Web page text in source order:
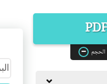
الحجم